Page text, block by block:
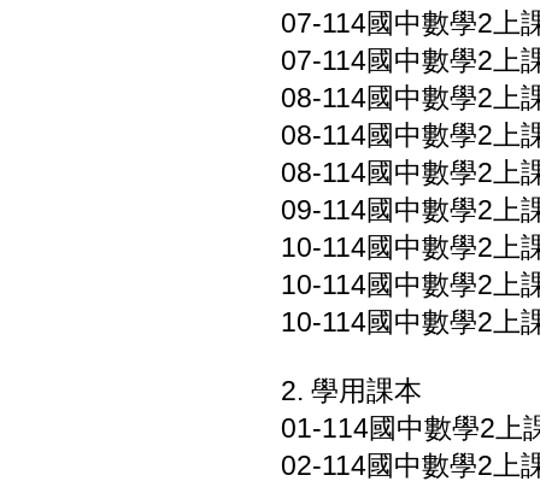
07-114國中數學2上
07-114國中數學2上
08-114國中數學2上
08-114國中數學2上
08-114國中數學2上
09-114國中數學2上
10-114國中數學2上
10-114國中數學2上
10-114國中數學2上
2. 學用課本
01-114國中數學2上
02-114國中數學2上